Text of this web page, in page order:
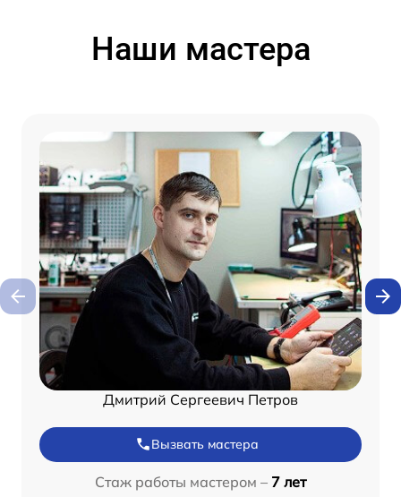
Наши мастера
Дмитрий Сергеевич Петров
Вызвать мастера
Стаж работы мастером – 7 лет